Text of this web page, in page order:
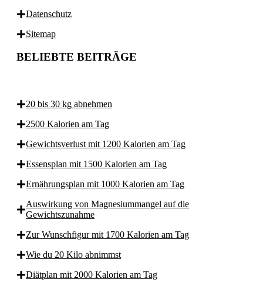
Datenschutz
Sitemap
BELIEBTE BEITRÄGE
20 bis 30 kg abnehmen
2500 Kalorien am Tag
Gewichtsverlust mit 1200 Kalorien am Tag
Essensplan mit 1500 Kalorien am Tag
Ernährungsplan mit 1000 Kalorien am Tag
Auswirkung von Magnesiummangel auf die
Gewichtszunahme
Zur Wunschfigur mit 1700 Kalorien am Tag
Wie du 20 Kilo abnimmst
Diätplan mit 2000 Kalorien am Tag